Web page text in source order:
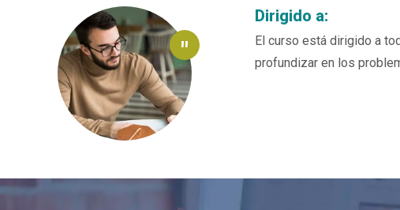
El curso está dirigido a todo tipo de público interesado en mejorar la
profundizar en los problemas de estilo.